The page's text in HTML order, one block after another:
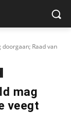
Raad van
mag
veegt